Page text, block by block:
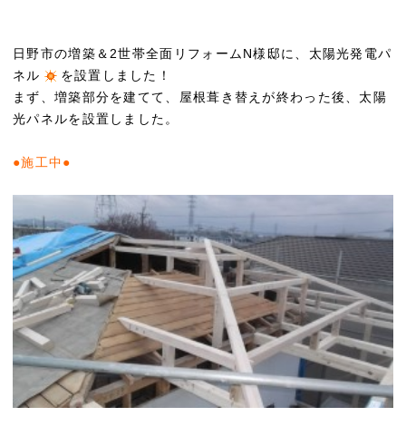
日野市の増築＆2世帯全面リフォームN様邸に、太陽光発電パ
ネル
を設置しました！
まず、増築部分を建てて、屋根葺き替えが終わった後、太陽
光パネルを設置しました。
●施工中●